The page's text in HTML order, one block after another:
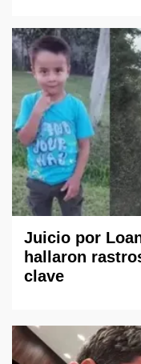
Juicio por
hallaron
clave